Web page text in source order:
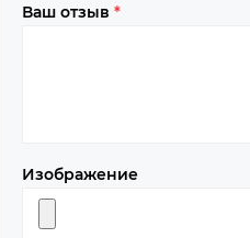
Ваш отзыв *
Изображение